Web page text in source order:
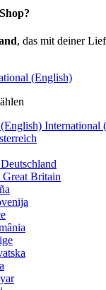
, das mit deiner
(English)
International
Deutschland
Great Britain